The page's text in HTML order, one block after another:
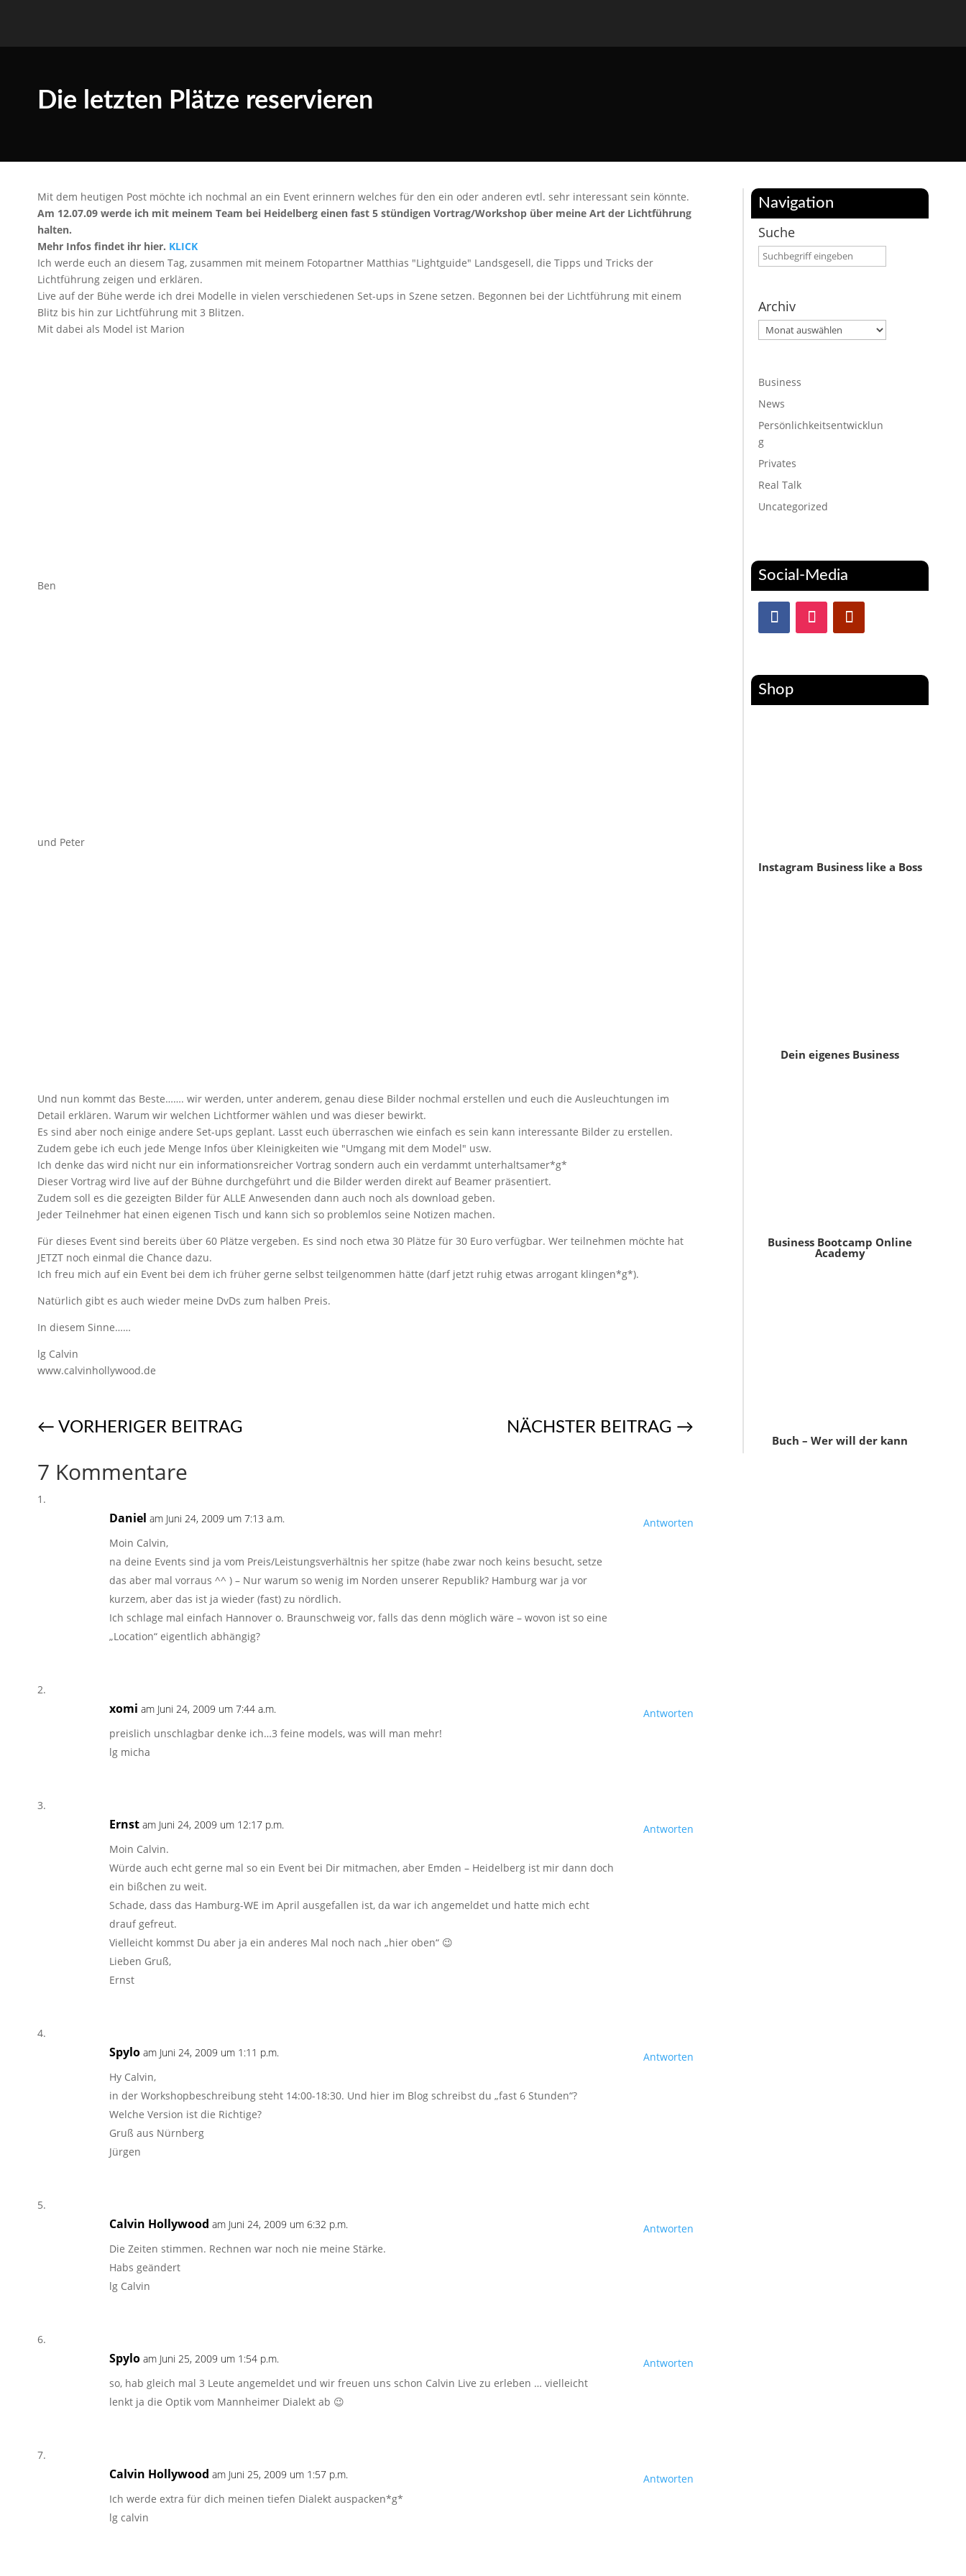
Die letzten Plätze reservieren
Mit dem heutigen Post möchte ich nochmal an ein Event erinnern welches für den ein oder anderen evtl. sehr interessant sein könnte.
Am 12.07.09 werde ich mit meinem Team bei Heidelberg einen fast 5 stündigen Vortrag/Workshop über meine Art der Lichtführung
halten.
Mehr Infos findet ihr hier. KLICK
Ich werde euch an diesem Tag, zusammen mit meinem Fotopartner Matthias "Lightguide" Landsgesell, die Tipps und Tricks der
Lichtführung zeigen und erklären.
Live auf der Bühe werde ich drei Modelle in vielen verschiedenen Set-ups in Szene setzen. Begonnen bei der Lichtführung mit einem
Blitz bis hin zur Lichtführung mit 3 Blitzen.
Mit dabei als Model ist Marion
Ben
und Peter
Und nun kommt das Beste……. wir werden, unter anderem, genau diese Bilder nochmal erstellen und euch die Ausleuchtungen im
Detail erklären. Warum wir welchen Lichtformer wählen und was dieser bewirkt.
Es sind aber noch einige andere Set-ups geplant. Lasst euch überraschen wie einfach es sein kann interessante Bilder zu erstellen.
Zudem gebe ich euch jede Menge Infos über Kleinigkeiten wie "Umgang mit dem Model" usw.
Ich denke das wird nicht nur ein informationsreicher Vortrag sondern auch ein verdammt unterhaltsamer*g*
Dieser Vortrag wird live auf der Bühne durchgeführt und die Bilder werden direkt auf Beamer präsentiert.
Zudem soll es die gezeigten Bilder für ALLE Anwesenden dann auch noch als download geben.
Jeder Teilnehmer hat einen eigenen Tisch und kann sich so problemlos seine Notizen machen.
Für dieses Event sind bereits über 60 Plätze vergeben. Es sind noch etwa 30 Plätze für 30 Euro verfügbar. Wer teilnehmen möchte hat
JETZT noch einmal die Chance dazu.
Ich freu mich auf ein Event bei dem ich früher gerne selbst teilgenommen hätte (darf jetzt ruhig etwas arrogant klingen*g*).
Natürlich gibt es auch wieder meine DvDs zum halben Preis.
In diesem Sinne……
lg Calvin
www.calvinhollywood.de
← VORHERIGER BEITRAG NÄCHSTER BEITRAG →
7 Kommentare
Daniel am Juni 24, 2009 um 7:13 a.m.
Moin Calvin,
na deine Events sind ja vom Preis/Leistungsverhältnis her spitze (habe zwar noch keins besucht, setze
das aber mal vorraus ^^ ) – Nur warum so wenig im Norden unserer Republik? Hamburg war ja vor
kurzem, aber das ist ja wieder (fast) zu nördlich.
Ich schlage mal einfach Hannover o. Braunschweig vor, falls das denn möglich wäre – wovon ist so eine
„Location“ eigentlich abhängig?
Antworten
xomi am Juni 24, 2009 um 7:44 a.m.
preislich unschlagbar denke ich…3 feine models, was will man mehr!
lg micha
Antworten
Ernst am Juni 24, 2009 um 12:17 p.m.
Moin Calvin.
Würde auch echt gerne mal so ein Event bei Dir mitmachen, aber Emden – Heidelberg ist mir dann doch
ein bißchen zu weit.
Schade, dass das Hamburg-WE im April ausgefallen ist, da war ich angemeldet und hatte mich echt
drauf gefreut.
Vielleicht kommst Du aber ja ein anderes Mal noch nach „hier oben“ 😉
Lieben Gruß,
Ernst
Antworten
Spylo am Juni 24, 2009 um 1:11 p.m.
Hy Calvin,
in der Workshopbeschreibung steht 14:00-18:30. Und hier im Blog schreibst du „fast 6 Stunden“?
Welche Version ist die Richtige?
Gruß aus Nürnberg
Jürgen
Antworten
Calvin Hollywood am Juni 24, 2009 um 6:32 p.m.
Die Zeiten stimmen. Rechnen war noch nie meine Stärke.
Habs geändert
lg Calvin
Antworten
Spylo am Juni 25, 2009 um 1:54 p.m.
so, hab gleich mal 3 Leute angemeldet und wir freuen uns schon Calvin Live zu erleben … vielleicht
lenkt ja die Optik vom Mannheimer Dialekt ab 😉
Antworten
Calvin Hollywood am Juni 25, 2009 um 1:57 p.m.
Ich werde extra für dich meinen tiefen Dialekt auspacken*g*
lg calvin
Antworten
Navigation
Suche
Archiv
Archiv
Business
News
Persönlichkeitsentwicklun
g
Privates
Real Talk
Uncategorized
Social-Media
Shop
Instagram Business like a Boss
Dein eigenes Business
Business Bootcamp Online
Academy
Buch – Wer will der kann